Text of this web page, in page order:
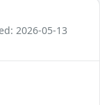
2026-05-13